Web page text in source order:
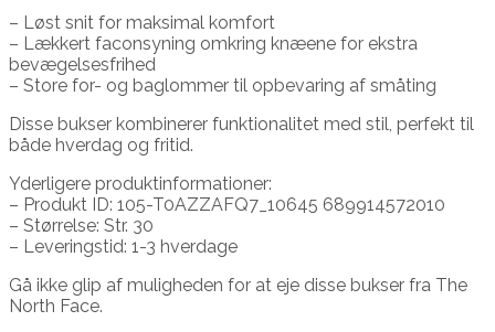
– Løst snit for maksimal komfort
– Lækkert faconsyning omkring knæene for ekstra
bevægelsesfrihed
– Store for- og baglommer til opbevaring af småting
Disse bukser kombinerer funktionalitet med stil, perfekt til
både hverdag og fritid.
Yderligere produktinformationer:
– Produkt ID: 105-T0AZZAFQ7_10645 689914572010
– Størrelse: Str. 30
– Leveringstid: 1-3 hverdage
Gå ikke glip af muligheden for at eje disse bukser fra The
North Face.